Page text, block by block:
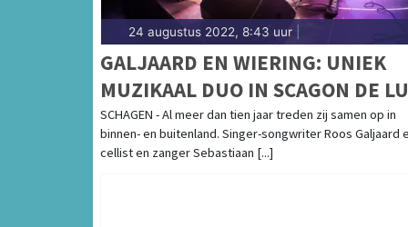
24 augustus 2022, 8:43 uur
GALJAARD EN WIERING: UNIEK
MUZIKAAL DUO IN SCAGON DE
SCHAGEN - Al meer dan tien jaar treden zij samen op in
binnen- en buitenland. Singer-songwriter Roos Galjaard
cellist en zanger Sebastiaan [...]